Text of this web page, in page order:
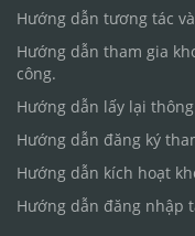
Hướng dẫn tương tác
Hướng dẫn tham gia
công.
Hướng dẫn lấy lại
Hướng dẫn đăng ký
Hướng dẫn kích hoạt
Hướng dẫn đăng nhập